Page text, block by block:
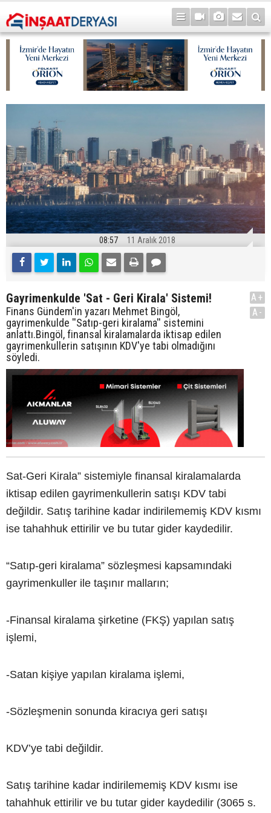
08:57 11 Aralık 2018
Gayrimenkulde 'Sat - Geri Kirala' Sistemi!
Finans Gündem'in yazarı Mehmet Bingöl,
gayrimenkulde ''Satıp-geri kiralama'' sistemini
anlattı.Bingöl, finansal kiralamalarda iktisap edilen
gayrimenkullerin satışının KDV'ye tabi olmadığını
söyledi.
A+
A-
Sat-Geri Kirala” sistemiyle finansal kiralamalarda
iktisap edilen gayrimenkullerin satışı KDV tabi
değildir. Satış tarihine kadar indirilememiş KDV kısmı
ise tahahhuk ettirilir ve bu tutar gider kaydedilir.
“Satıp-geri kiralama” sözleşmesi kapsamındaki
gayrimenkuller ile taşınır malların;
-Finansal kiralama şirketine (FKŞ) yapılan satış
işlemi,
-Satan kişiye yapılan kiralama işlemi,
-Sözleşmenin sonunda kiracıya geri satışı
KDV’ye tabi değildir.
Satış tarihine kadar indirilememiş KDV kısmı ise
tahahhuk ettirilir ve bu tutar gider kaydedilir (3065 s.